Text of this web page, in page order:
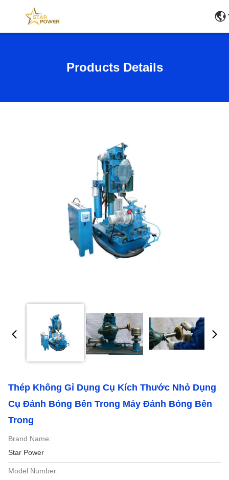
Products Details
Thép Không Gỉ Dụng Cụ Kích Thước Nhỏ Dụng
Cụ Đánh Bóng Bên Trong Máy Đánh Bóng Bên
Trong
Brand Name:
Star Power
Model Number: